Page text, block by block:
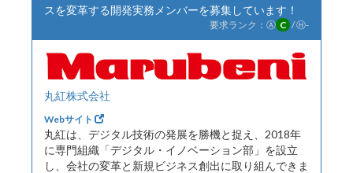
スを変革する開発実務メンバーを募集しています！
要求ランク： Ⓐ C /Ⓗ-
丸紅株式会社
Webサイト
丸紅は、デジタル技術の発展を勝機と捉え、2018年
に専門組織「デジタル・イノベーション部」を設立
し、会社の変革と新規ビジネス創出に取り組んできま